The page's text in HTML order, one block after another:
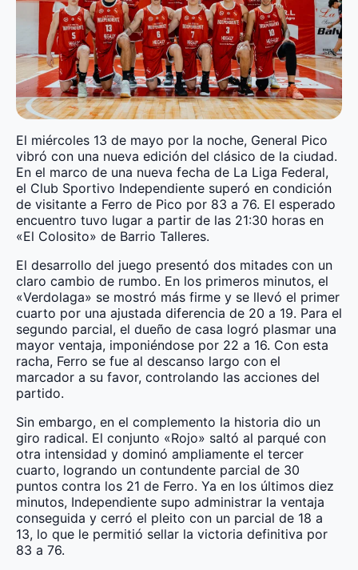
El miércoles 13 de mayo por la noche, General Pico
vibró con una nueva edición del clásico de la ciudad.
En el marco de una nueva fecha de La Liga Federal,
el Club Sportivo Independiente superó en condición
de visitante a Ferro de Pico por 83 a 76. El esperado
encuentro tuvo lugar a partir de las 21:30 horas en
«El Colosito» de Barrio Talleres.
El desarrollo del juego presentó dos mitades con un
claro cambio de rumbo. En los primeros minutos, el
«Verdolaga» se mostró más firme y se llevó el primer
cuarto por una ajustada diferencia de 20 a 19. Para el
segundo parcial, el dueño de casa logró plasmar una
mayor ventaja, imponiéndose por 22 a 16. Con esta
racha, Ferro se fue al descanso largo con el
marcador a su favor, controlando las acciones del
partido.
Sin embargo, en el complemento la historia dio un
giro radical. El conjunto «Rojo» saltó al parqué con
otra intensidad y dominó ampliamente el tercer
cuarto, logrando un contundente parcial de 30
puntos contra los 21 de Ferro. Ya en los últimos diez
minutos, Independiente supo administrar la ventaja
conseguida y cerró el pleito con un parcial de 18 a
13, lo que le permitió sellar la victoria definitiva por
83 a 76.